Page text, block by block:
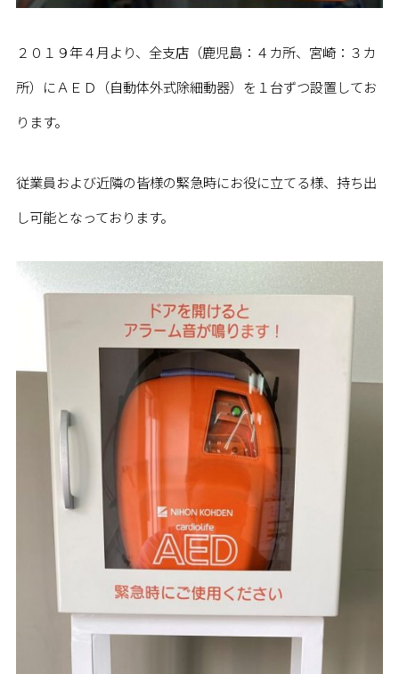
２０１９年４月より、全支店（鹿児島：４カ所、宮崎：３カ
所）にＡＥＤ（自動体外式除細動器）を１台ずつ設置してお
ります。
従業員および近隣の皆様の緊急時にお役に立てる様、持ち出
し可能となっております。